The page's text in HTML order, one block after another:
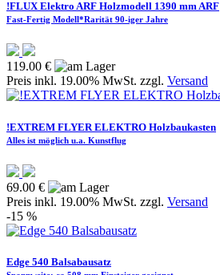
!FLUX Elektro ARF Holzmodell 1390 mm ARF
Fast-Fertig Modell*Rarität 90-iger Jahre
119.00 €
Preis inkl. 19.00% MwSt. zzgl. Versand
!EXTREM FLYER ELEKTRO Holzbaukasten
Alles ist möglich u.a. Kunstflug
69.00 €
Preis inkl. 19.00% MwSt. zzgl. Versand
-15 %
Edge 540 Balsabausatz